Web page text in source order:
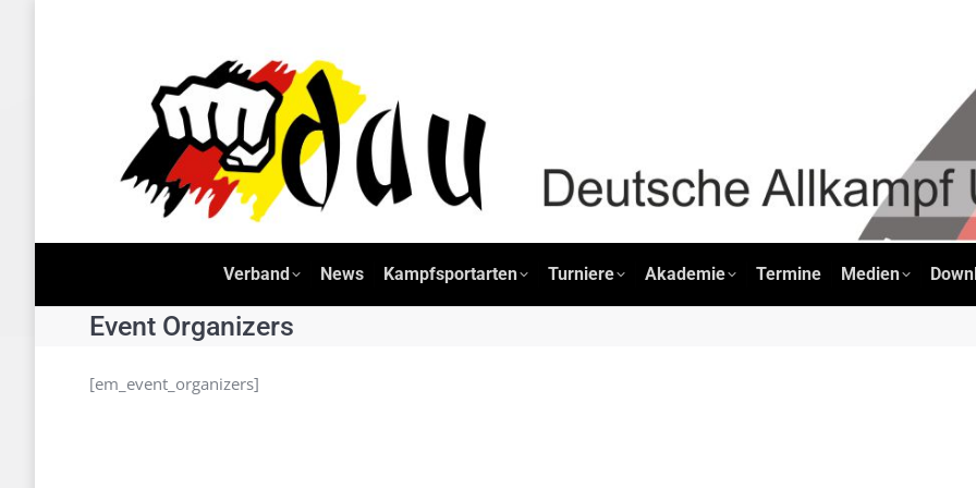
Verband News Kampfsportarten Turniere Akademie Termine Medien
Event Organizers
[em_event_organizers]